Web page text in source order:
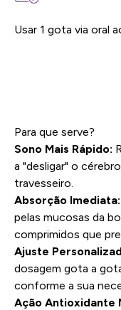
Usar 1 gota via oral
Para que serve?
Sono Mais Rápido:
a "desligar" o
travesseiro.
Absorção Imediata:
pelas mucosas da
comprimidos que
Ajuste
dosagem gota a
conforme a sua
Ação Antioxidante